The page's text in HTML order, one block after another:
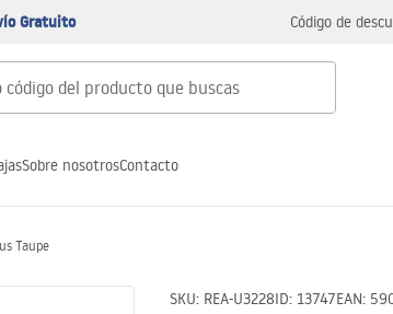
Gratuito Código de
Sobre nosotrosContacto
Taupe
SKU: REA-U3228ID: 13747EAN: